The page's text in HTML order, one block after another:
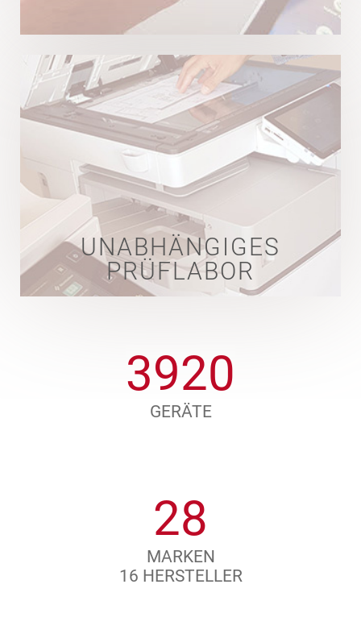
UNABHÄNGIGES
PRÜFLABOR
4480
GERÄTE
30
MARKEN
16 HERSTELLER